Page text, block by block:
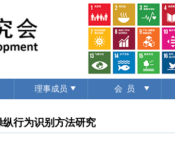
理事成员 会 员
行为识别方法研究